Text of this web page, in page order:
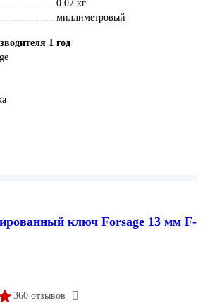
0.07 кг
миллиметровый
1 год
ключ Forsage 13 мм F-
360 отзывов